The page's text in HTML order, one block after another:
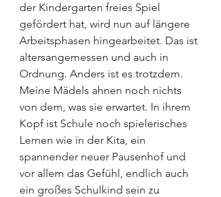
der Kindergarten freies Spiel
gefördert hat, wird nun auf längere
Arbeitsphasen hingearbeitet. Das ist
altersangemessen und auch in
Ordnung. Anders ist es trotzdem.
Meine Mädels ahnen noch nichts
von dem, was sie erwartet. In ihrem
Kopf ist Schule noch spielerisches
Lernen wie in der Kita, ein
spannender neuer Pausenhof und
vor allem das Gefühl, endlich auch
ein großes Schulkind sein zu